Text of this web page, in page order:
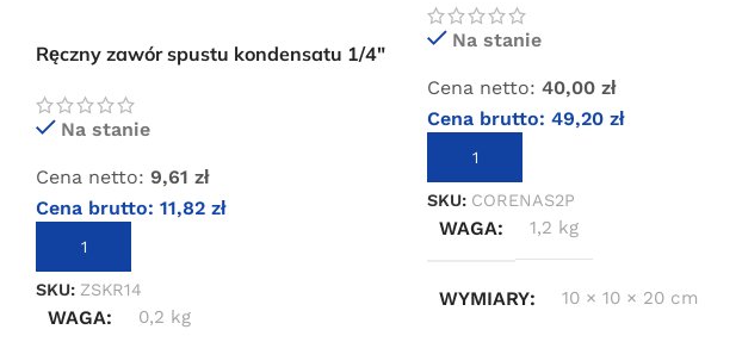
Ręczny zawór spustu kondensatu 1/4″
Na stanie
Cena netto: 9,61 zł
Cena brutto: 11,82 zł
DODAJ DO KOSZYKA
SKU: ZSKR14
WAGA 0,2 kg
Na stanie
Cena netto: 40,00zł
Cena brutto:49,20zł
DODAJ DO KOSZYKA
SKU: CORENAS2P
WAGA 1,2 kg
WYMIARY 10 × 10 × 20 cm